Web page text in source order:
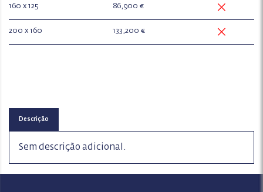
160 x 125 86,900 €
200 x 160 133,200 €
Descrição
Sem descrição adicional.